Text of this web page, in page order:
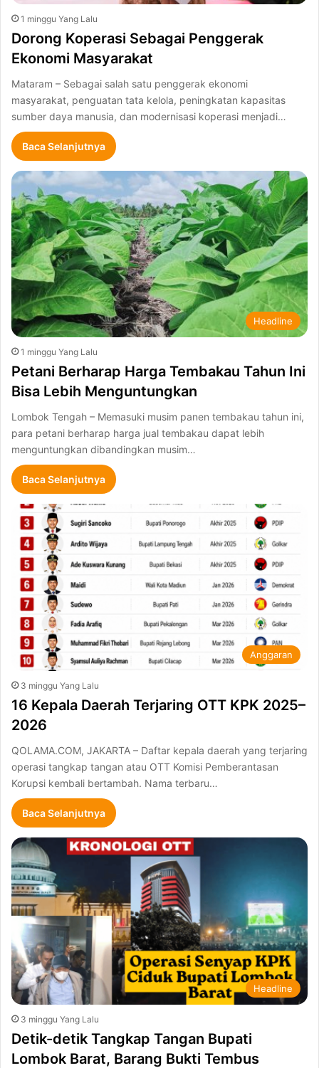
1 minggu Yang Lalu
Dorong Koperasi Sebagai Penggerak
Ekonomi Masyarakat
Mataram – Sebagai salah satu penggerak ekonomi
masyarakat, penguatan tata kelola, peningkatan kapasitas
sumber daya manusia, dan modernisasi koperasi menjadi…
Baca Selanjutnya
Headline
1 minggu Yang Lalu
Petani Berharap Harga Tembakau Tahun Ini
Bisa Lebih Menguntungkan
Lombok Tengah – Memasuki musim panen tembakau tahun ini,
para petani berharap harga jual tembakau dapat lebih
menguntungkan dibandingkan musim…
Baca Selanjutnya
Anggaran
3 minggu Yang Lalu
16 Kepala Daerah Terjaring OTT KPK 2025–
2026
QOLAMA.COM, JAKARTA – Daftar kepala daerah yang terjaring
operasi tangkap tangan atau OTT Komisi Pemberantasan
Korupsi kembali bertambah. Nama terbaru…
Baca Selanjutnya
Headline
3 minggu Yang Lalu
Detik-detik Tangkap Tangan Bupati
Lombok Barat, Barang Bukti Tembus